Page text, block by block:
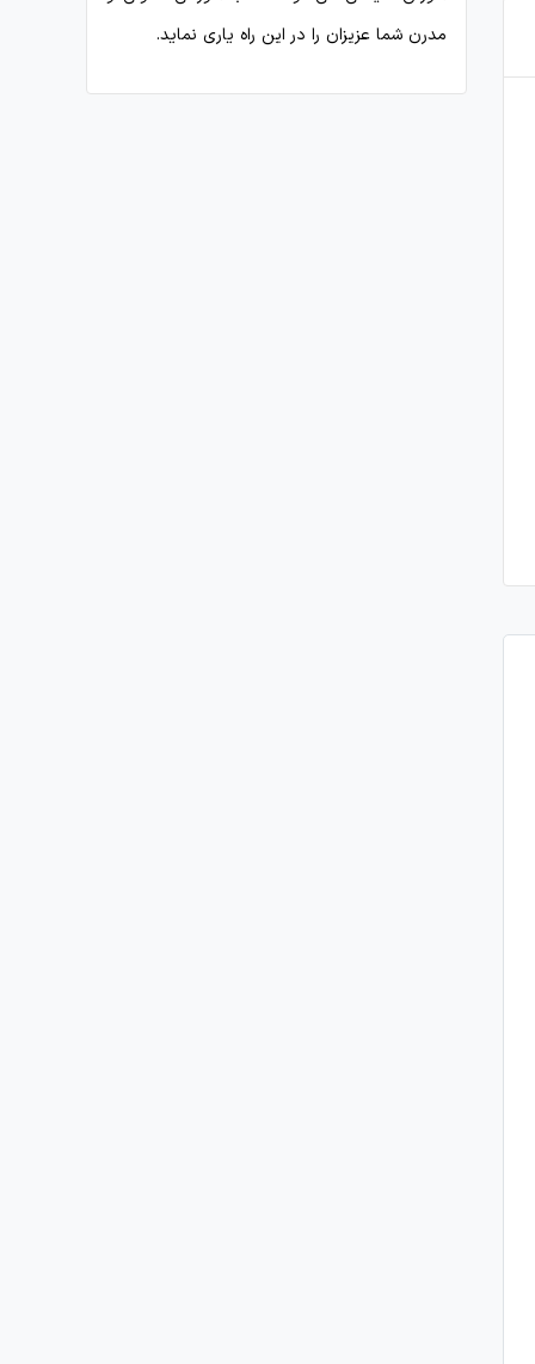
مدرن شما عزیزان را در این راه یاری نماید.